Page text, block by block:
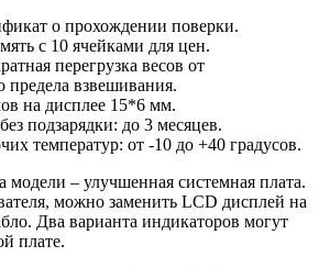
о прохождении поверки.
с 10 ячейками для цен.
перегрузка весов от
предела взвешивания.
на дисплее 15*6 мм.
подзарядки: до 3 месяцев.
температур: от -10 до +40 градусов.
модели – улучшенная системная плата.
можно заменить LCD дисплей на
Два варианта индикаторов могут
плате.